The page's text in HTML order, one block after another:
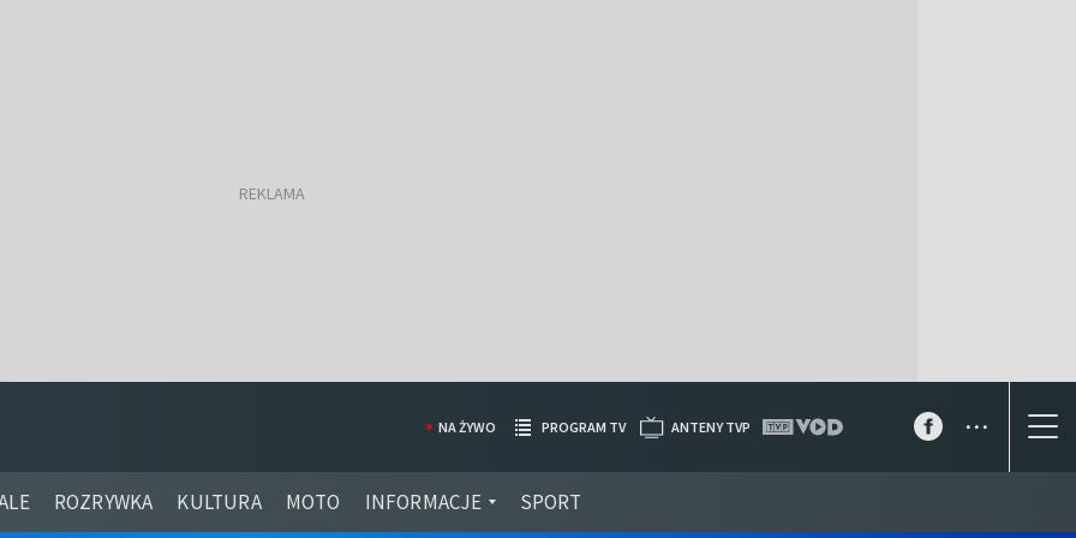
ROZRYWKA KULTURA MOTO INFORMACJE SPORT
NA ŻYWO PROGRAM TV ANTENY TVP ...